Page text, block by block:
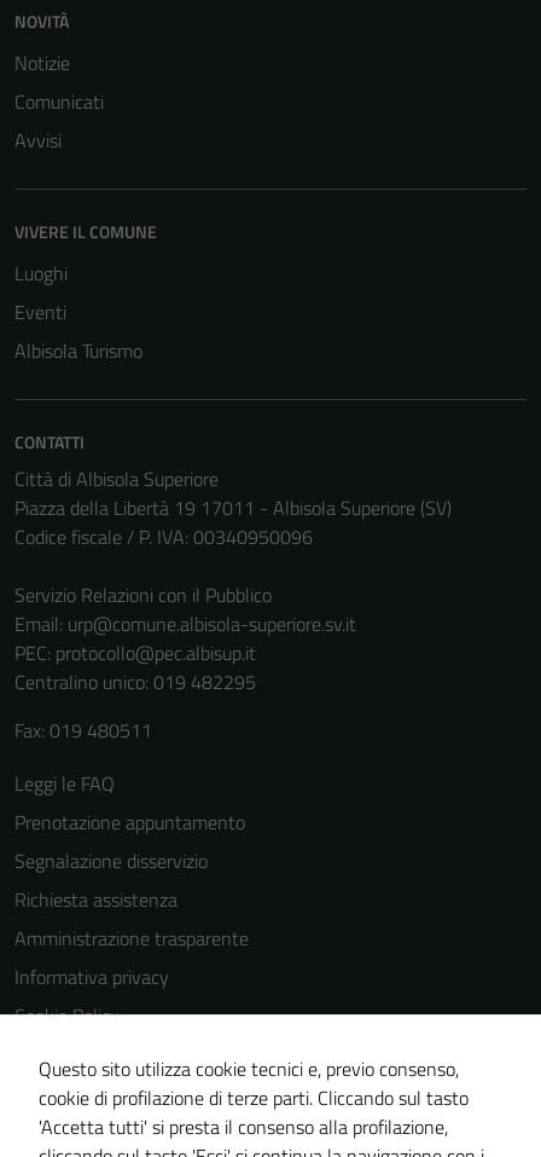
NOVITÀ
Notizie
Comunicati
Avvisi
VIVERE IL COMUNE
Luoghi
Eventi
Albisola Turismo
CONTATTI
Città di Albisola Superiore
Piazza della Libertà 19 17011 - Albisola Superiore (SV)
Codice fiscale / P. IVA: 00340950096
Servizio Relazioni con il Pubblico
Email: urp@comune.albisola-superiore.sv.it
PEC: protocollo@pec.albisup.it
Centralino unico: 019 482295
Fax: 019 480511
Leggi le FAQ
Prenotazione appuntamento
Segnalazione disservizio
Richiesta assistenza
Amministrazione trasparente
Informativa privacy
Cookie Policy
Note legali
Dichiarazione di accessibilità
Piano di miglioramento del sito
Questo sito utilizza cookie tecnici e, previo consenso,
cookie di profilazione di terze parti. Cliccando sul tasto
'Accetta tutti' si presta il consenso alla profilazione,